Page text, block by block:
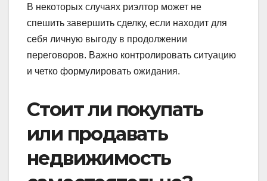
В некоторых случаях риэлтор может не
спешить завершить сделку, если находит для
себя личную выгоду в продолжении
переговоров. Важно контролировать ситуацию
и четко формулировать ожидания.
Стоит ли покупать
или продавать
недвижимость